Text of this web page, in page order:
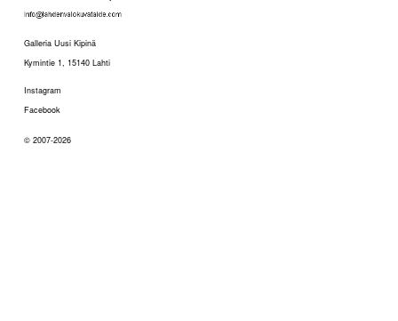
Galleria Uusi Kipinä
Kymintie 1, 15140 Lahti
Instagram
Facebook
© 2007-2026